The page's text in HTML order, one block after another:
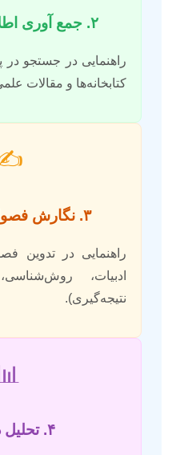
۲. جمع آوری اطلاعات و منابع
راهنمایی در جستجو در
کتابخانه‌ها و مقالات
۳. نگارش فصول پایان نامه
راهنمایی در تدوین
ادبیات،
نتیجه‌گیری).
📊
۴. تحلیل داده‌ها